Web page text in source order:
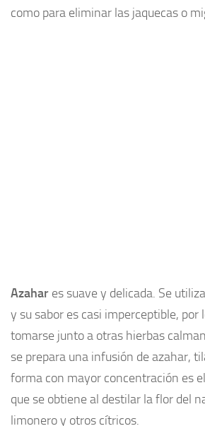
como para eliminar las jaquecas o
Azahar es suave y delicada. Se
y su sabor es casi imperceptible, por
tomarse junto a otras hierbas
se prepara una infusión de azahar,
forma con mayor concentración es
que se obtiene al destilar la flor del
limonero y otros cítricos.